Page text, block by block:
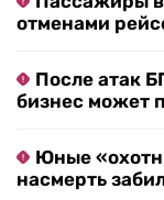
отменами
После атак
бизнес может
Юные
насмерть